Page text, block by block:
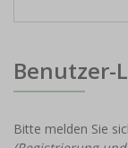
Benutzer-
Bitte melden Sie